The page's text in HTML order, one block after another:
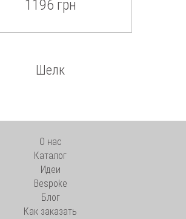
Шелк
1196 грн
О нас
Каталог
Идеи
Bespoke
Блог
Как заказать